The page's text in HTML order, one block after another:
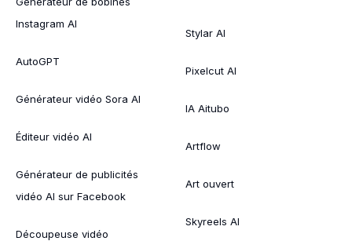
Instagram AI
AutoGPT
Générateur vidéo Sora AI
Éditeur vidéo AI
Générateur de publicités
vidéo AI sur Facebook
Découpeuse vidéo
Stylar AI
Pixelcut AI
IA Aitubo
Artflow
Art ouvert
Skyreels AI